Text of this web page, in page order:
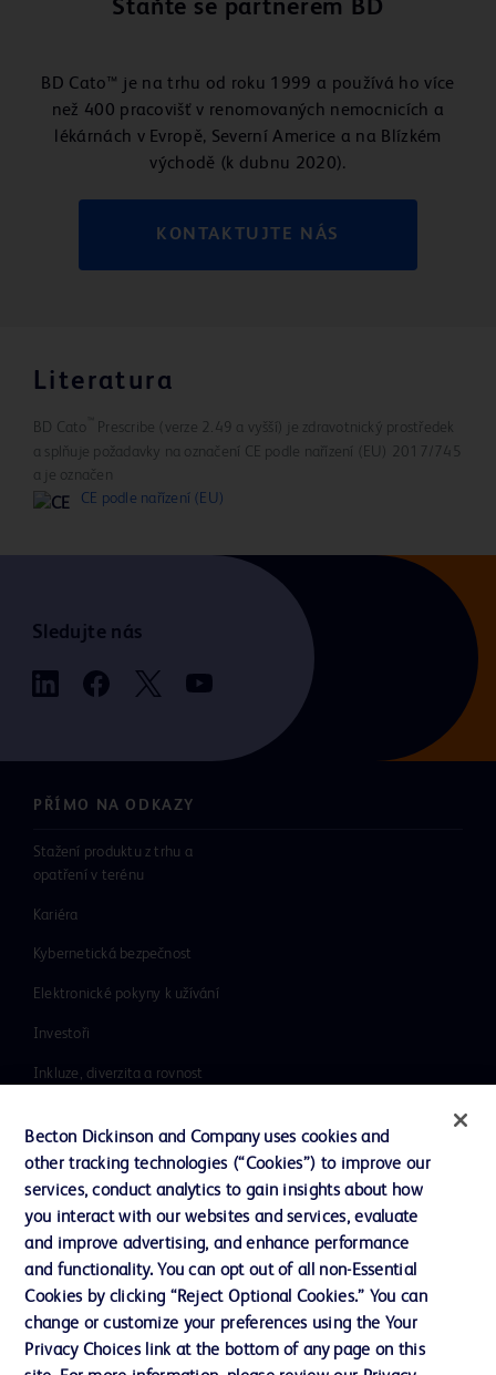
Staňte se partnerem BD
BD Cato™ je na trhu od roku 1999 a používá ho více
než 400 pracovišť v renomovaných nemocnicích a
lékárnách v Evropě, Severní Americe a na Blízkém
východě (k dubnu 2020).
KONTAKTUJTE NÁS
Literatura
BD Cato
Prescribe (verze 2.49 a vyšší) je zdravotnický prostředek
a splňuje požadavky na označení CE podle nařízení (EU) 2017/745
a je označen
CE podle nařízení (EU)
Sledujte nás
PŘÍMO NA ODKAZY
Stažení produktu z trhu a
opatření v terénu
Kariéra
Kybernetická bezpečnost
Elektronické pokyny k užívání
Investoři
Inkluze, diverzita a rovnost
Naše společnost
Etika a dodržování předpisů
Podpora
Kontaktujte nás
Předvolby souborů cookie
Becton Dickinson and Company uses cookies and
other tracking technologies (“Cookies”) to improve our
services, conduct analytics to gain insights about how
you interact with our websites and services, evaluate
and improve advertising, and enhance performance
and functionality. You can opt out of all non-Essential
Cookies by clicking “Reject Optional Cookies.” You can
change or customize your preferences using the Your
Privacy Choices link at the bottom of any page on this